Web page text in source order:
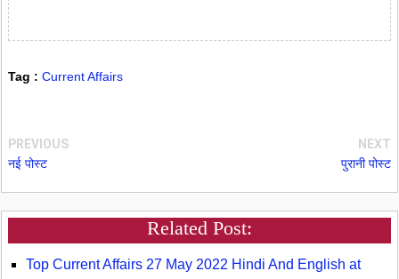
Tag : Current Affairs
PREVIOUS
नई पोस्ट
NEXT
पुरानी पोस्ट
Related Post:
Top Current Affairs 27 May 2022 Hindi And English at